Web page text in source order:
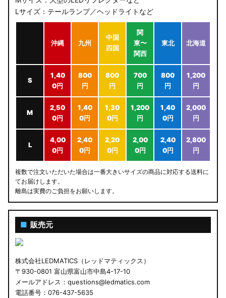
Lサイズ：テールランプ／ヘッドライトなど
沖縄 九州
中国
四国
関
東〜
関西
東北 北海道
S
1,40
0円
800
円
800
円
700
円
800
円
1,200
円
M
2,50
0円
1,40
0円
1,30
0円
1,200
円
1,40
0円
2,000
円
L
4,00
0円
2,40
0円
2,20
0円
2,00
0円
2,40
0円
2,800
円
複数で注文いただいた場合は一番大きいサイズの商品に対応する送料に
てお届けします。
離島は実費のご負担をお願いします。
■ 販売元
株式会社LEDMATICS（レッドマティックス）
〒930-0801 富山県富山市中島4-17-10
メールアドレス：questions@ledmatics.com
電話番号：076-437-5635